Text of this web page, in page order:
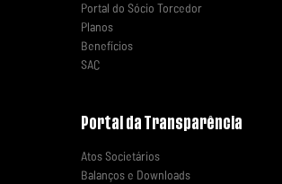
Portal do Sócio Torcedor
Planos
Benefícios
SAC
Portal da Transparência
Atos Societários
Balanços e Downloads